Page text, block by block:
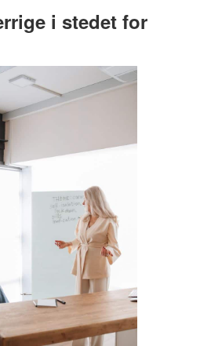
i stedet for